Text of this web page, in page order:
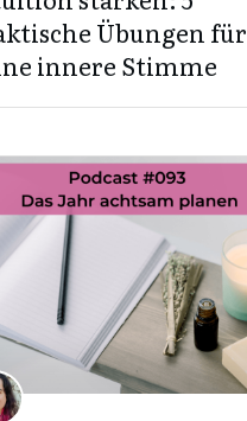
Übungen für
innere Stimme